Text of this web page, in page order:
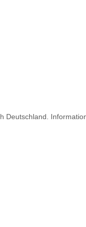
Deutschland.